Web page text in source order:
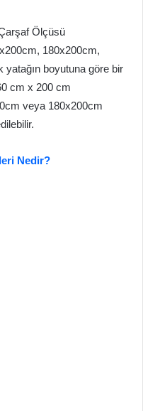
180x200cm,
yatağın boyutuna göre bir
cm x 200 cm
veya 180x200cm
Nedir?